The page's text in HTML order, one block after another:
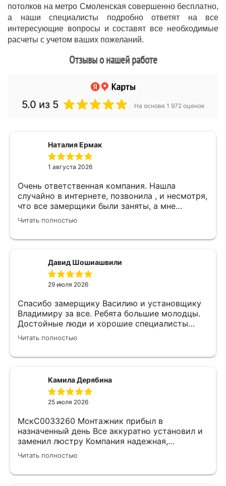
потолков на метро Смоленская совершенно бесплатно,
а наши специалисты подробно ответят на все
интересующие вопросы и составят все необходимые
расчеты с учетом ваших пожеланий.
Отзывы о нашей работе
5.0 из 5 На основе 1 972 оценок
Наталия Ермак
1 августа 2026
Очень ответственная компания. Нашла
случайно в интернете, позвонила , и несмотря,
что все замерщики были заняты, а мне
улетать, очень оперативно помогли. Был
замерщик Денис, потрясающий парень, все
Читать полностью
Давид Шошиашвили
29 июля 2026
Спасибо замерщику Василию и установщику
Владимиру за все. Ребята большие молодцы.
Достойные люди и хорошие специалисты
своего дела. Молодцы просто, нет слов.
Читать полностью
Камила Дерябина
25 июля 2026
МскС0033260 Монтажник прибыл в
назначенный день Все аккуратно установил и
заменил люстру Компания надежная,
изначально был заключен договор с
замерщиком Делают приятные скидки Не
Читать полностью